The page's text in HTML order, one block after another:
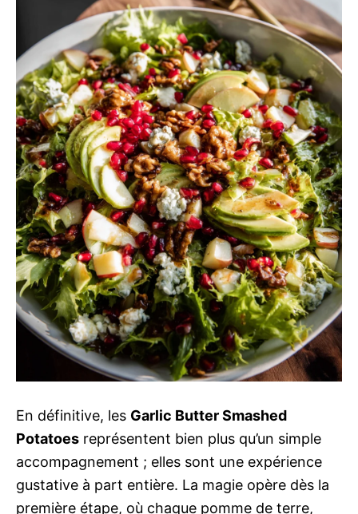
En définitive, les Garlic Butter Smashed
Potatoes représentent bien plus qu’un simple
accompagnement ; elles sont une expérience
gustative à part entière. La magie opère dès la
première étape, où chaque pomme de terre,